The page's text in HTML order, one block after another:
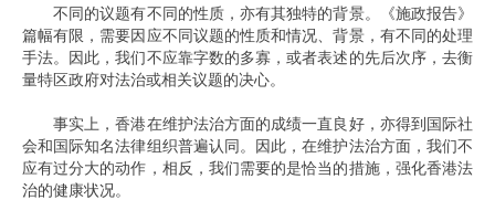
不同的议题有不同的性质，亦有其独特的背景。《施政报告》
篇幅有限，需要因应不同议题的性质和情况、背景，有不同的处理
手法。因此，我们不应靠字数的多寡，或者表述的先后次序，去衡
量特区政府对法治或相关议题的决心。
事实上，香港在维护法治方面的成绩一直良好，亦得到国际社
会和国际知名法律组织普遍认同。因此，在维护法治方面，我们不
应有过分大的动作，相反，我们需要的是恰当的措施，强化香港法
治的健康状况。